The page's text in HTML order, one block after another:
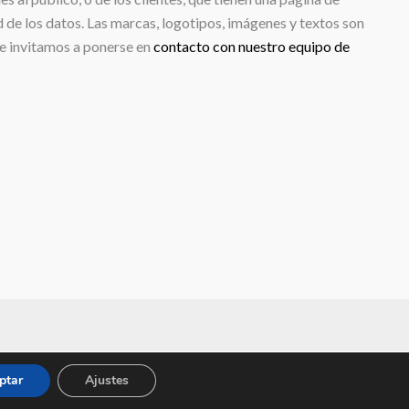
los datos. Las marcas, logotipos, imágenes y textos son
invitamos a ponerse en contacto con nuestro equipo de
DigitalAjustes